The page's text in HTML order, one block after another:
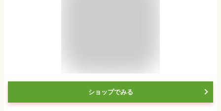
ショップでみる